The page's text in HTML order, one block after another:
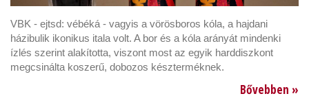
VBK - ejtsd: vébéká - vagyis a vörösboros kóla, a hajdani
házibulik ikonikus itala volt. A bor és a kóla arányát mindenki
ízlés szerint alakította, viszont most az egyik harddiszkont
megcsinálta koszerű, dobozos készterméknek.
Bővebben »